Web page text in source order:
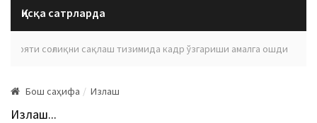
g
v
Қисқа сатрларда
соғлиқни сақлаш тизимида кадр ўзгариши амалга ошди
Бош саҳифа Излаш
Излаш...